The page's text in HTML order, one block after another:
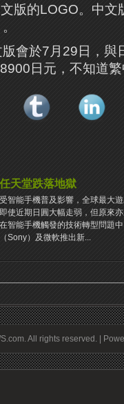
版的LOGO。中文
版會於7月29日，
日元，不知道
任天堂跌落地獄
受智能手機普及影響，全球最大
即使近期日圓大幅走弱，但原來
在智能手機觸發的技術轉型問題
（Sony）及微軟推出新...
All rights reserved. |